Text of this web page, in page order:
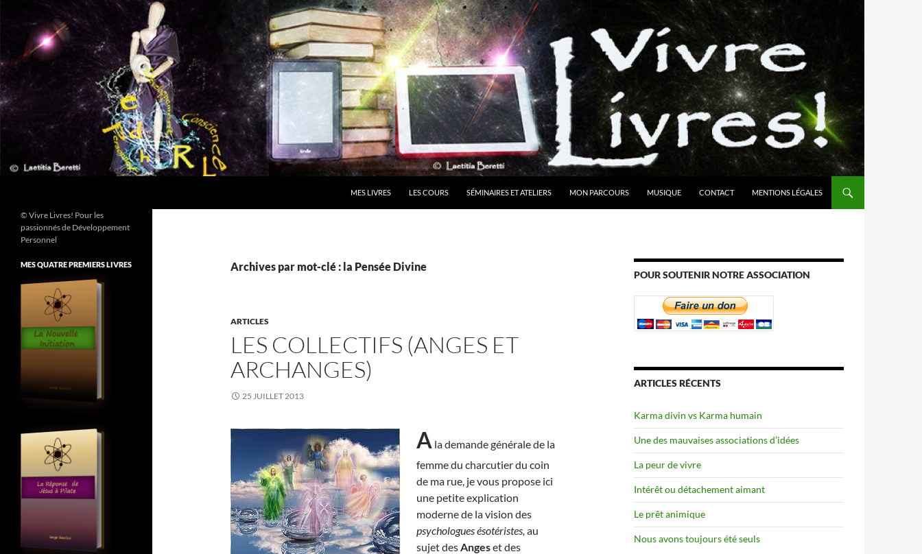
contenu
MES LIVRES LES COURS SÉMINAIRES ET ATELIERS MON PARCOURS MUSIQUE CONTACT MENTIONS LÉGALES
Archives par mot-clé : la Pensée Divine
ARTICLES
LES COLLECTIFS (ANGES ET
ARCHANGES)
25 JUILLET 2013
A la demande générale de la
femme du charcutier du coin
de ma rue, je vous propose ici
une petite explication
moderne de la vision des
psychologues ésotéristes, au
sujet desAngeset des
POUR SOUTENIR NOTRE ASSOCIATION
ARTICLES RÉCENTS
Karma divin vs Karma humain
Une des mauvaises associations d’idées
La peur de vivre
Intérêt ou détachement aimant
Le prêt animique
Nous avons toujours été seuls
© Vivre Livres! Pour les
passionnés de Développement
Personnel
MES QUATRE PREMIERS LIVRES